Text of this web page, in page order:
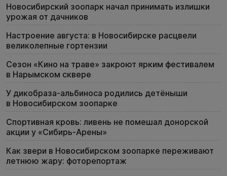
Новосибирский зоопарк начал принимать излишки
урожая от дачников
Настроение августа: в Новосибирске расцвели
великолепные гортензии
Сезон «Кино на траве» закроют ярким фестивалем
в Нарымском сквере
У дикобраза-альбиноса родились детёныши
в Новосибирском зоопарке
Спортивная кровь: ливень не помешал донорской
акции у «Сибирь-Арены»
Как звери в Новосибирском зоопарке переживают
летнюю жару: фоторепортаж